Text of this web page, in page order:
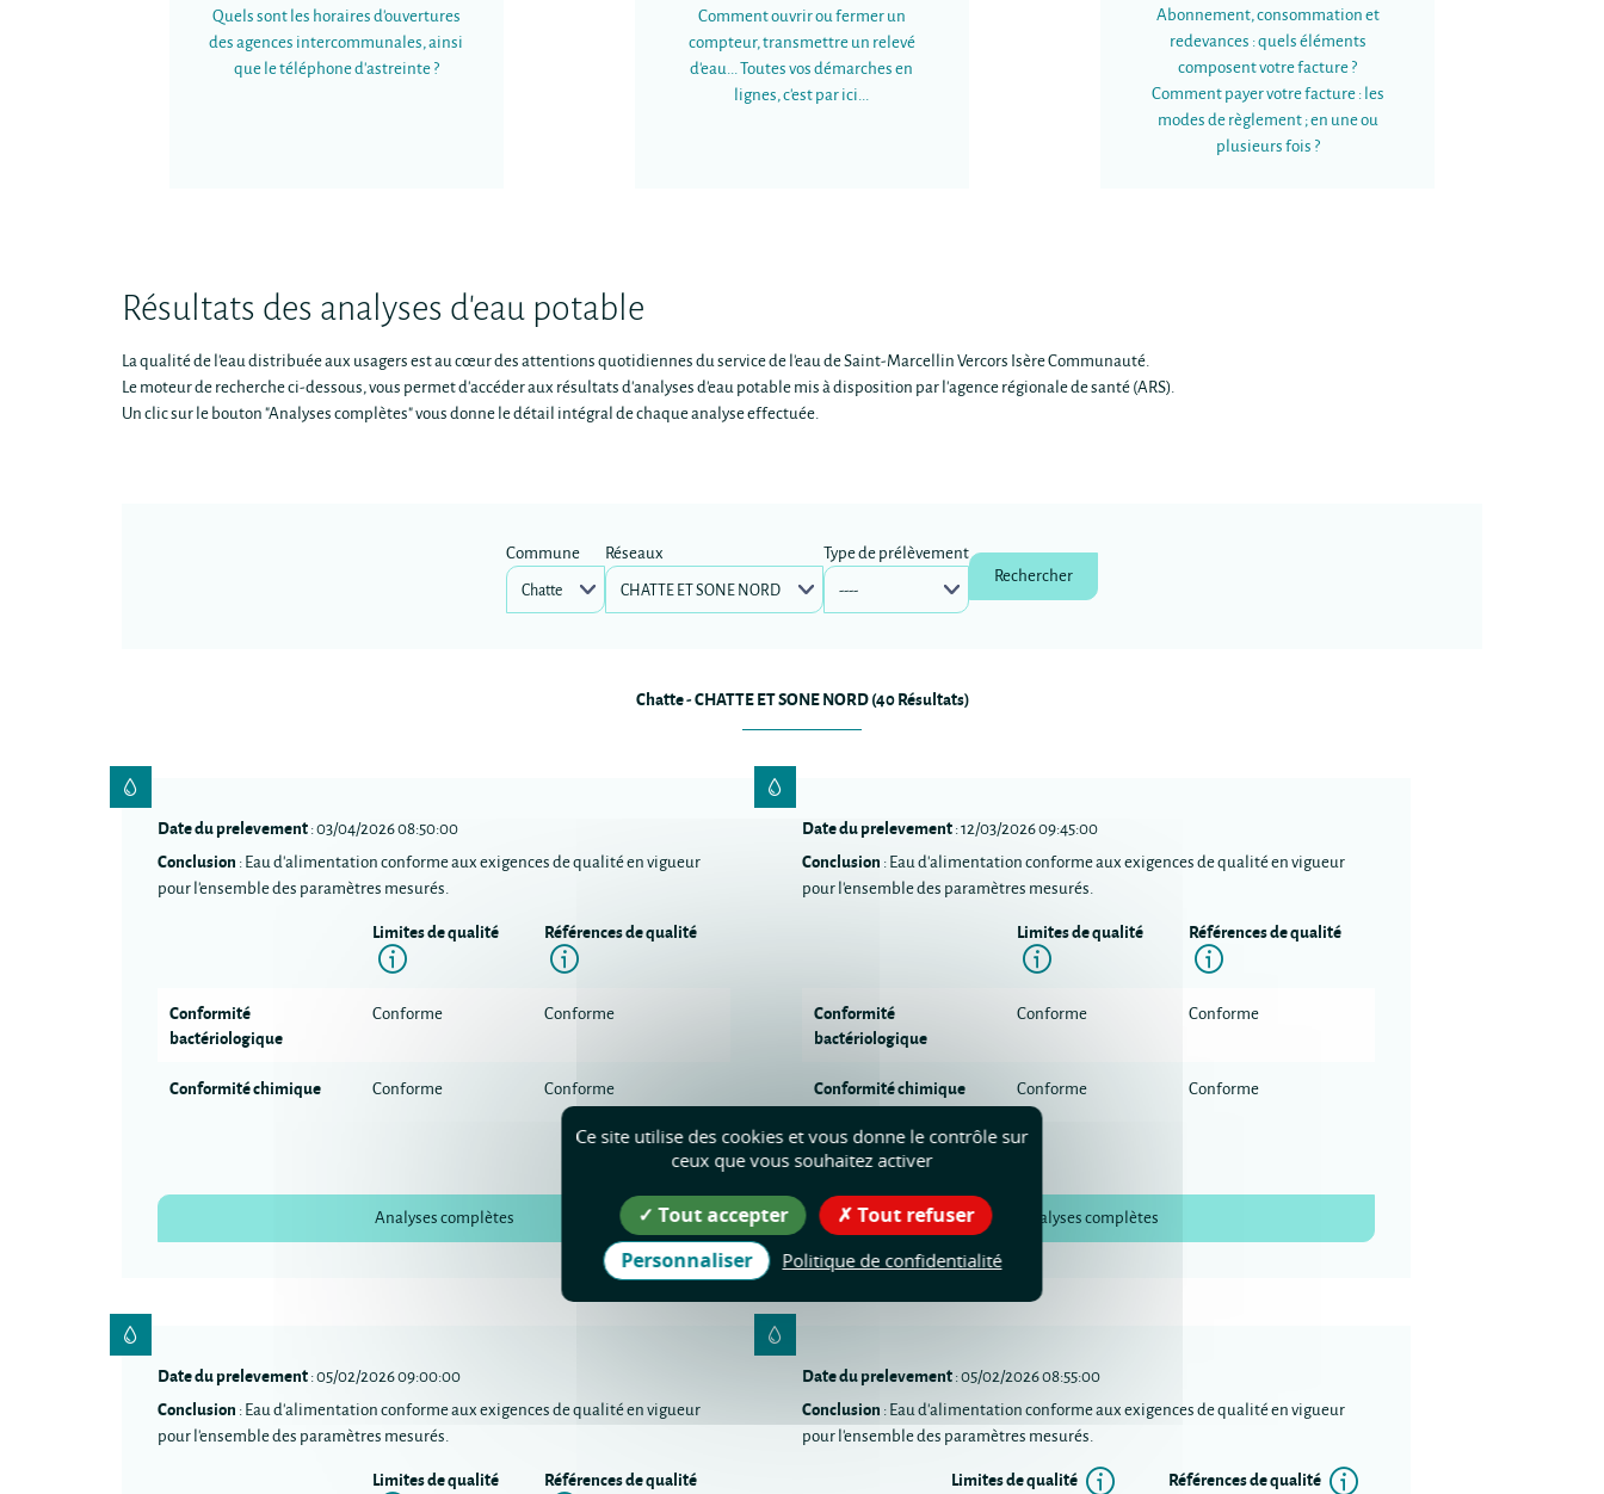
Quels sont les horaires d'ouvertures
des agences intercommunales, ainsi
que le téléphone d'astreinte ?
Comment ouvrir ou fermer un
compteur, transmettre un relevé
d'eau... Toutes vos démarches en
lignes, c'est par ici...
Abonnement, consommation et
redevances : quels éléments
composent votre facture ?
Comment payer votre facture : les
modes de règlement ; en une ou
plusieurs fois ?
Résultats des analyses d'eau potable
La qualité de l'eau distribuée aux usagers est au cœur des attentions quotidiennes du service de l'eau de Saint-Marcellin Vercors Isère Communauté.
Le moteur de recherche ci-dessous, vous permet d'accéder aux résultats d'analyses d'eau potable mis à disposition par l'agence régionale de santé (ARS).
Un clic sur le bouton "Analyses complètes" vous donne le détail intégral de chaque analyse effectuée.
Commune Réseaux
Type de prélèvement
Rechercher
Chatte - CHATTE ET SONE NORD (40Résultats)
Date du prelevement: 03/04/2026 08:50:00
Conclusion : Eau d'alimentation conforme aux exigences de qualité en vigueur
pour l'ensemble des paramètres mesurés.
Limites de qualité
Information
Références de qualité
Information
Conformité
bactériologique
Conforme Conforme
Conformité chimique Conforme Conforme
Analyses complètes
Date du prelevement: 12/03/2026 09:45:00
Conclusion : Eau d'alimentation conforme aux exigences de qualité en vigueur
pour l'ensemble des paramètres mesurés.
Limites de qualité
Information
Références de qualité
Information
Conformité
bactériologique
Conforme Conforme
Conformité chimique Conforme Conforme
Analyses complètes
Date du prelevement: 05/02/2026 09:00:00
Conclusion : Eau d'alimentation conforme aux exigences de qualité en vigueur
pour l'ensemble des paramètres mesurés.
Limites de qualité Références de qualité
Date du prelevement: 05/02/2026 08:55:00
Conclusion : Eau d'alimentation conforme aux exigences de qualité en vigueur
pour l'ensemble des paramètres mesurés.
Limites de qualité Information
Références de qualité Information
Ce site utilise des cookies et vous donne le contrôle sur
ceux que vous souhaitez activer
Tout accepter
Tout refuser
Personnaliser
Politique de confidentialité